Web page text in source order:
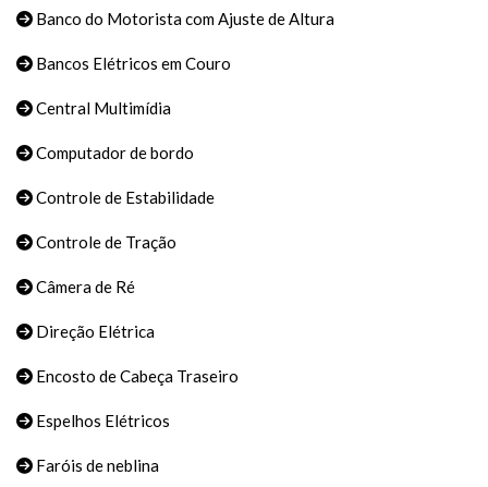
Banco do Motorista com Ajuste de Altura
Bancos Elétricos em Couro
Central Multimídia
Computador de bordo
Controle de Estabilidade
Controle de Tração
Câmera de Ré
Direção Elétrica
Encosto de Cabeça Traseiro
Espelhos Elétricos
Faróis de neblina